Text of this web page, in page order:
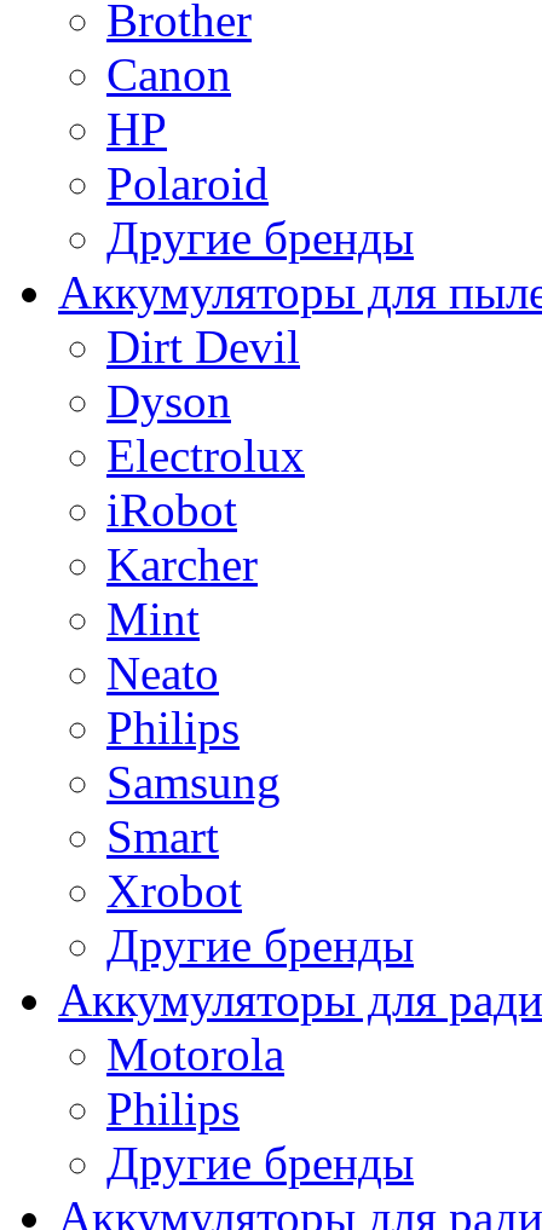
Brother
Canon
HP
Polaroid
Другие бренды
Аккумуляторы для
Dirt Devil
Dyson
Electrolux
iRobot
Karcher
Mint
Neato
Philips
Samsung
Smart
Xrobot
Другие бренды
Аккумуляторы для
Motorola
Philips
Другие бренды
Аккумуляторы для